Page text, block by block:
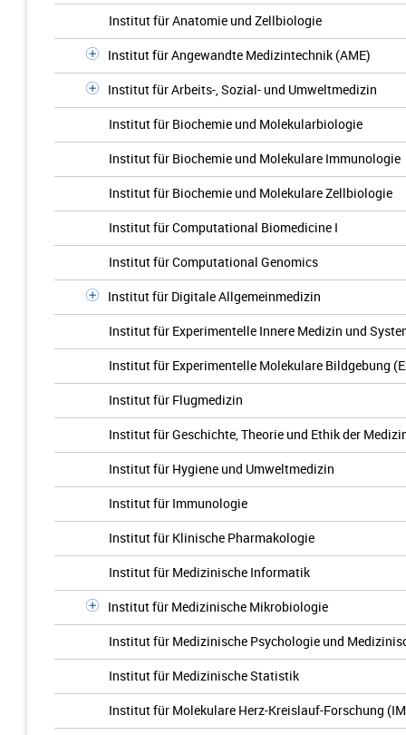
Institut für Anatomie und Zellbiologie
Institut für Angewandte Medizintechnik (AME)
Institut für Arbeits-, Sozial- und Umweltmedizin
Institut für Biochemie und Molekularbiologie
Institut für Biochemie und Molekulare Immunologie
Institut für Biochemie und Molekulare Zellbiologie
Institut für Computational Biomedicine I
Institut für Computational Genomics
Institut für Digitale Allgemeinmedizin
Institut für Experimentelle Innere Medizin und
Institut für Experimentelle Molekulare Bildgebung
Institut für Flugmedizin
Institut für Geschichte, Theorie und Ethik der
Institut für Hygiene und Umweltmedizin
Institut für Immunologie
Institut für Klinische Pharmakologie
Institut für Medizinische Informatik
Institut für Medizinische Mikrobiologie
Institut für Medizinische Psychologie und
Institut für Medizinische Statistik
Institut für Molekulare Herz-Kreislauf-Forschung